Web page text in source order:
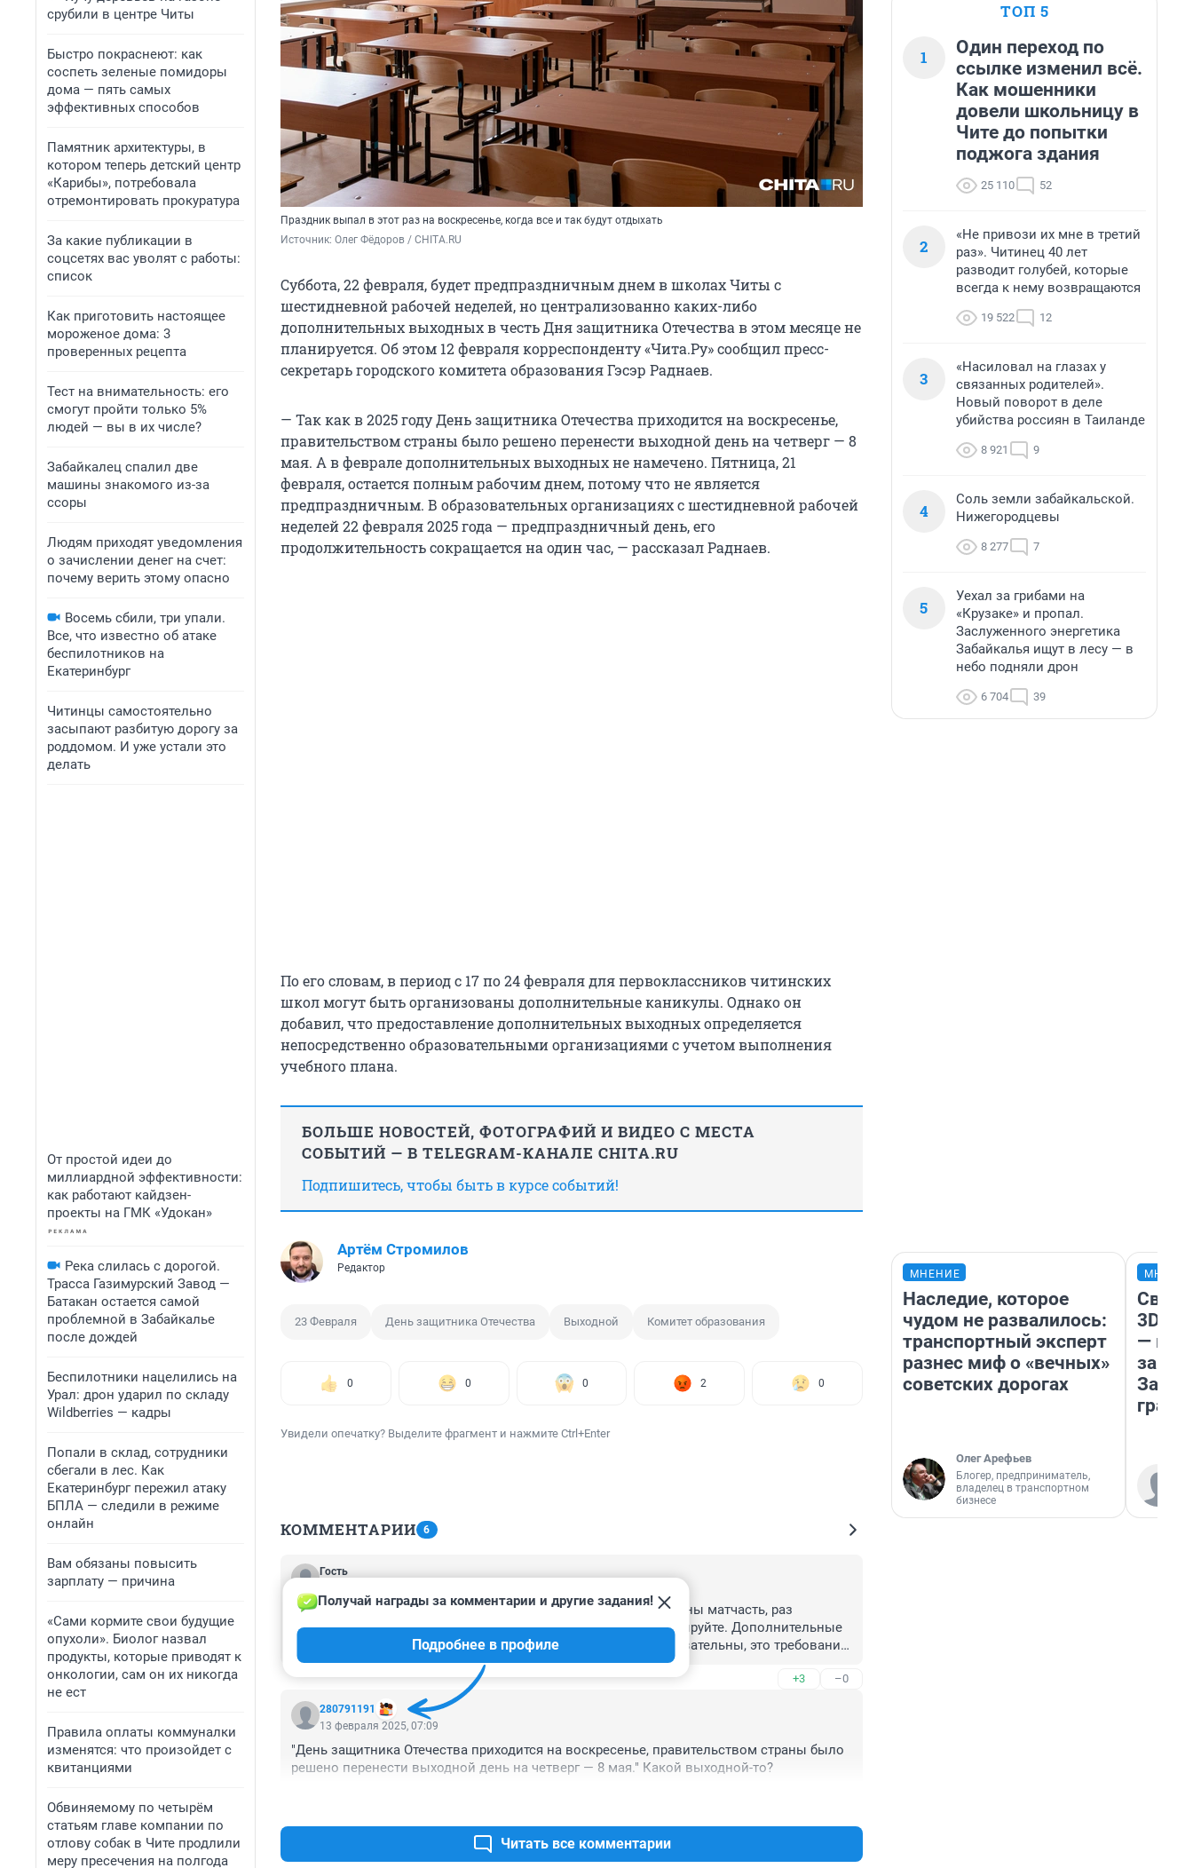
срубили в центре Читы
Быстро покраснеют: как
соспеть зеленые помидоры
дома — пять самых
эффективных способов
Памятник архитектуры, в
котором теперь детский центр
«Карибы», потребовала
отремонтировать прокуратура
За какие публикации в
соцсетях вас уволят с работы:
список
Как приготовить настоящее
мороженое дома: 3
проверенных рецепта
Тест на внимательность: его
смогут пройти только 5%
людей — вы в их числе?
Забайкалец спалил две
машины знакомого из-за
ссоры
Людям приходят уведомления
о зачислении денег на счет:
почему верить этому опасно
Восемь сбили, три упали.
Все, что известно об атаке
беспилотников на
Екатеринбург
Читинцы самостоятельно
засыпают разбитую дорогу за
роддомом. И уже устали это
делать
От простой идеи до
миллиардной эффективности:
как работают кайдзен-
проекты на ГМК «Удокан»
Река слилась с дорогой.
Трасса Газимурский Завод —
Батакан остается самой
проблемной в Забайкалье
после дождей
Беспилотники нацелились на
Урал: дрон ударил по складу
Wildberries — кадры
Попали в склад, сотрудники
сбегали в лес. Как
Екатеринбург пережил атаку
БПЛА — следили в режиме
онлайн
Вам обязаны повысить
зарплату — причина
«Сами кормите свои будущие
опухоли». Биолог назвал
продукты, которые приводят к
онкологии, сам он их никогда
не ест
Правила оплаты коммуналки
изменятся: что произойдет с
квитанциями
Обвиняемому по четырём
статьям главе компании по
отлову собак в Чите продлили
меру пресечения на полгода
Праздник выпал в этот раз на воскресенье, когда все и так будут отдыхать
Источник: Олег Фёдоров / CHITA.RU
Суббота, 22 февраля, будет предпраздничным днем в школах Читы с
шестидневной рабочей неделей, но централизованно каких-либо
дополнительных выходных в честь Дня защитника Отечества в этом месяце не
планируется. Об этом 12 февраля корреспонденту «Чита.Ру» сообщил пресс-
секретарь городского комитета образования Гэсэр Раднаев.
— Так как в 2025 году День защитника Отечества приходится на воскресенье,
правительством страны было решено перенести выходной день на четверг — 8
мая. А в феврале дополнительных выходных не намечено. Пятница, 21
февраля, остается полным рабочим днем, потому что не является
предпраздничным. В образовательных организациях с шестидневной рабочей
неделей 22 февраля 2025 года — предпраздничный день, его
продолжительность сокращается на один час, — рассказал Раднаев.
По его словам, в период с 17 по 24 февраля для первоклассников читинских
школ могут быть организованы дополнительные каникулы. Однако он
добавил, что предоставление дополнительных выходных определяется
непосредственно образовательными организациями с учетом выполнения
учебного плана.
БОЛЬШЕ НОВОСТЕЙ, ФОТОГРАФИЙ И ВИДЕО С МЕСТА
СОБЫТИЙ — В TELEGRAM-КАНАЛЕ CHITA.RU
Подпишитесь, чтобы быть в курсе событий!
Артём Стромилов
Редактор
23 Февраля День защитника Отечества Выходной Комитет образования
0 0 0 2 0
Увидели опечатку? Выделите фрагмент и нажмите Ctrl+Enter
КОММЕНТАРИИ 6
Гость
Уважаемый представитель комитета образования, учите законы матчасть, раз
ориентироваться не можете либо вообще ничего не комментируйте. Дополнительные
каникулы в середине третьей четверти первоклассникам обязательны, это требование
закона, предусмотренное абз. 18 п.3.4.16 СП 2.4.3648-20. Поэтому указанные недельные
каникулы для первоклассников это догма, а не право. Вот откуда у нас такое
образование у детей. Переаттестацию и экзамены причем в таком же формате сначала
для тех кто предоставляет образование необходимо организовать, а потом уже детей
учить.
+3 –0
280791191
Получай награды за комментарии и другие задания!
Подробнее в профиле
13 февраля 2025, 07:09
"День защитника Отечества приходится на воскресенье, правительством страны было
решено перенести выходной день на четверг — 8 мая." Какой выходной-то?
Читать все комментарии
ТОП 5
1
Один переход по
ссылке изменил всё.
Как мошенники
довели школьницу в
Чите до попытки
поджога здания
25 110 52
2
«Не привози их мне в третий
раз». Читинец 40 лет
разводит голубей, которые
всегда к нему возвращаются
19 522 12
3
«Насиловал на глазах у
связанных родителей».
Новый поворот в деле
убийства россиян в Таиланде
8 921 9
4
Соль земли забайкальской.
Нижегородцевы
8 277 7
5
Уехал за грибами на
«Крузаке» и пропал.
Заслуженного энергетика
Забайкалья ищут в лесу — в
небо подняли дрон
6 704 39
МНЕНИЕ
Наследие, которое
чудом не развалилось:
транспортный эксперт
разнес миф о «вечных»
советских дорогах
Олег Арефьев
Блогер, предприниматель,
владелец в транспортном
бизнесе
— как